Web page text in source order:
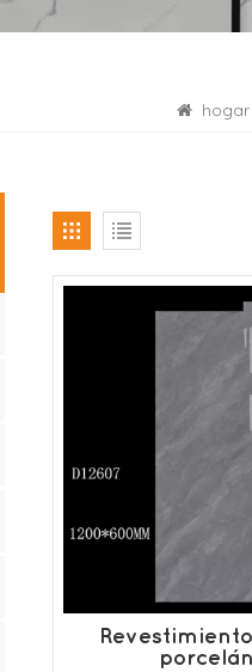
hogar